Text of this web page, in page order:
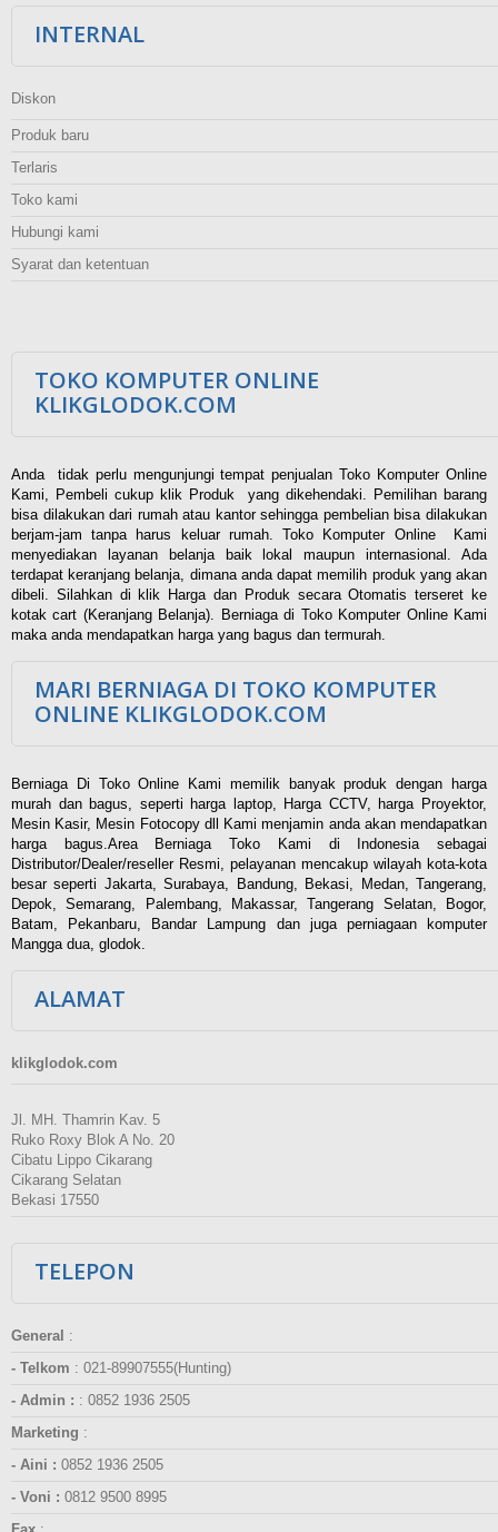
INTERNAL
Diskon
Produk baru
Terlaris
Toko kami
Hubungi kami
Syarat dan ketentuan
TOKO KOMPUTER ONLINE
KLIKGLODOK.COM
Anda tidak perlu mengunjungi tempat penjualan Toko Komputer Online
Kami, Pembeli cukup klik Produk yang dikehendaki. Pemilihan barang
bisa dilakukan dari rumah atau kantor sehingga pembelian bisa dilakukan
berjam-jam tanpa harus keluar rumah. Toko Komputer Online Kami
menyediakan layanan belanja baik lokal maupun internasional. Ada
terdapat keranjang belanja, dimana anda dapat memilih produk yang akan
dibeli. Silahkan di klik Harga dan Produk secara Otomatis terseret ke
kotak cart (Keranjang Belanja). Berniaga di Toko Komputer Online Kami
maka anda mendapatkan harga yang bagus dan termurah.
MARI BERNIAGA DI TOKO KOMPUTER
ONLINE KLIKGLODOK.COM
Berniaga Di Toko Online Kami memilik banyak produk dengan harga
murah dan bagus, seperti harga laptop, Harga CCTV, harga Proyektor,
Mesin Kasir, Mesin Fotocopy dll Kami menjamin anda akan mendapatkan
harga bagus.Area Berniaga Toko Kami di Indonesia sebagai
Distributor/Dealer/reseller Resmi, pelayanan mencakup wilayah kota-kota
besar seperti Jakarta, Surabaya, Bandung, Bekasi, Medan, Tangerang,
Depok, Semarang, Palembang, Makassar, Tangerang Selatan, Bogor,
Batam, Pekanbaru, Bandar Lampung dan juga perniagaan komputer
Mangga dua, glodok.
ALAMAT
klikglodok.com
Jl. MH. Thamrin Kav. 5
Ruko Roxy Blok A No. 20
Cibatu Lippo Cikarang
Cikarang Selatan
Bekasi 17550
TELEPON
General :
- Telkom : 021-89907555(Hunting)
- Admin : : 0852 1936 2505
Marketing :
- Aini : 0852 1936 2505
- Voni : 0812 9500 8995